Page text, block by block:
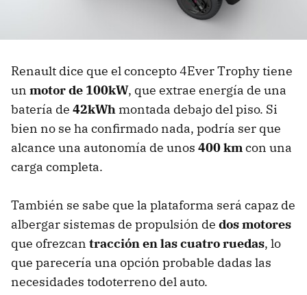
Renault dice que el concepto 4Ever Trophy tiene
un motor de 100kW, que extrae energía de una
batería de 42kWh montada debajo del piso. Si
bien no se ha confirmado nada, podría ser que
alcance una autonomía de unos 400 kmcon una
carga completa.
También se sabe que la plataforma será capaz de
albergar sistemas de propulsión de dos motores
que ofrezcan tracción en las cuatro ruedas, lo
que parecería una opción probable dadas las
necesidades todoterreno del auto.